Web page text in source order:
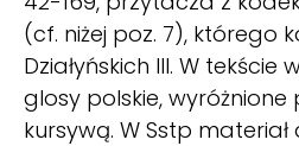
(cf. niżej poz. 7), którego
Działyńskich III. W tekście
glosy polskie,
kursywą. W Sstp